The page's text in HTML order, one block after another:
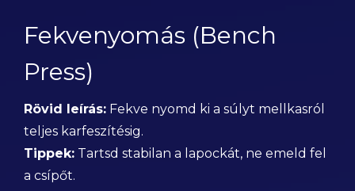
Fekvenyomás (Bench
Press)
Rövid leírás: Fekve nyomd ki a súlyt mellkasról
teljes karfeszítésig.
Tippek: Tartsd stabilan a lapockát, ne emeld fel
a csípőt.